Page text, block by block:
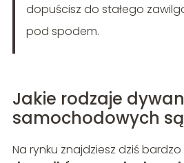
dopuścisz do stałego
pod spodem.
Jakie rodzaje
samochodowych
Na rynku znajdziesz dziś